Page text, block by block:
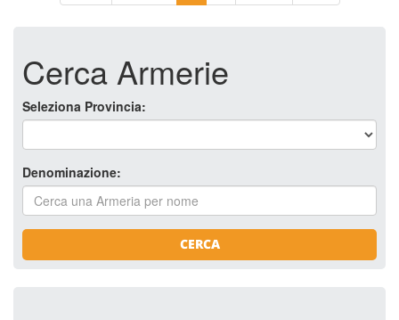
Cerca Armerie
Seleziona Provincia:
Denominazione:
CERCA